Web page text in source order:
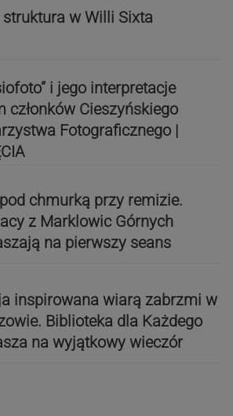
struktura w Willi Sixta
i jego interpretacje
członków Cieszyńskiego
Fotograficznego |
chmurką przy remizie.
z Marklowic Górnych
na pierwszy seans
inspirowana wiarą zabrzmi w
Biblioteka dla Każdego
na wyjątkowy wieczór